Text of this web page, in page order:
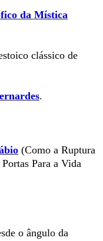
da Mística
clássico de
.
(Como a Ruptura
Para a Vida
o ângulo da